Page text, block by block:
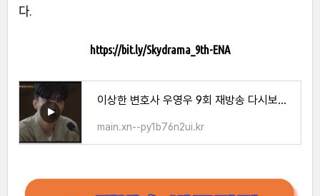
다.
https://bit.ly/Skydrama_9th-ENA
이상한 변호사 우영우 9회 재방송 다시보기(+무료)
main.xn--py1b76n2ui.kr